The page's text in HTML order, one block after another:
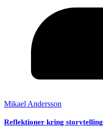
Mikael Andersson
Reflektioner kring storytelling